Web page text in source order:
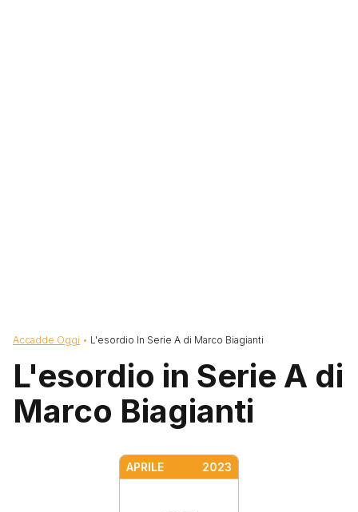
Briciole di pane
Accadde Oggi L'esordio In Serie A di Marco Biagianti
L'esordio in Serie A di
Marco Biagianti
APRILE 2023